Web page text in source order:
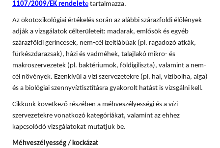
1107/2009/EK rendelete tartalmazza.
Az ökotoxikológiai értékelés során az alábbi szárazföldi élőlények
adják a vizsgálatok célterületeit: madarak, emlősök és egyéb
szárazföldi gerincesek, nem-cél ízeltlábúak (pl. ragadozó atkák,
fürkészdarazsak), házi és vadméhek, talajlakó mikro- és
makroszervezetek (pl. baktériumok, földigiliszta), valamint a nem-
cél növények. Ezenkívül a vízi szervezetekre (pl. hal, vízibolha, alga)
és a biológiai szennyvíztisztításra gyakorolt hatást is vizsgálni kell.
Cikkünk következő részében a méhveszélyességi és a vízi
szervezetekre vonatkozó kategóriákat, valamint az ehhez
kapcsolódó vizsgálatokat mutatjuk be.
Méhveszélyesség / kockázat